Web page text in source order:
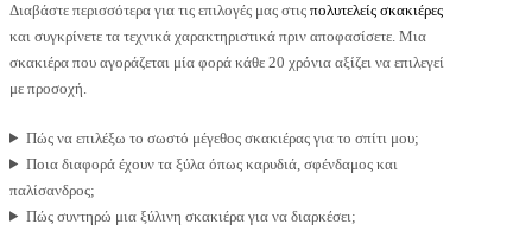
Διαβάστε περισσότερα για τις επιλογές μας στις πολυτελείς σκακιέρες
και συγκρίνετε τα τεχνικά χαρακτηριστικά πριν αποφασίσετε. Μια
σκακιέρα που αγοράζεται μία φορά κάθε 20 χρόνια αξίζει να επιλεγεί
με προσοχή.
Πώς να επιλέξω το σωστό μέγεθος σκακιέρας για το σπίτι μου;
Ποια διαφορά έχουν τα ξύλα όπως καρυδιά, σφένδαμος και
παλίσανδρος;
Πώς συντηρώ μια ξύλινη σκακιέρα για να διαρκέσει;